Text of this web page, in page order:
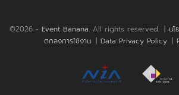
©2026 - Event Banana. All rights reserved. | นโ
ตกลงการใช้งาน | Data Privacy Policy |